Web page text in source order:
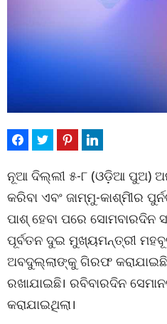
ନୂଆ ଦିଲ୍ଲୀ ୫-୮ (ଓଡ଼ିଆ ପୁଅ)
କରିବା ଏବଂ ଜାମ୍ମୁ-କାଶ୍ମୀିର
ପାଶ୍ ହେବା ପରେ ସୋମବାରଦିନ
ପୂର୍ବତନ ଦୁଇ ମୁଖ୍ୟମନ୍ତ୍ରୀ
ଅବଦୁଲ୍ଲାଙ୍କୁ ଗିରଫ
ରଖାଯାଇଛି। ରବିବାରଦିନ
କରାଯାଇଥିଲା।